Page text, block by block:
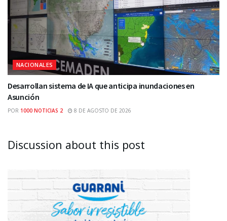
NACIONALES
Desarrollan sistema de IA que anticipa inundaciones en
Asunción
POR 1000 NOTICIAS 2 8 DE AGOSTO DE 2026
Discussion about this post